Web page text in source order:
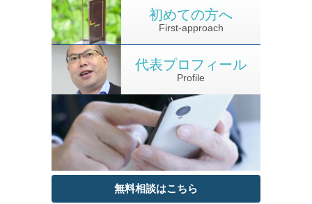
First-approach
初めての方へ
Profile
代表プロフィール
無料相談はこちら